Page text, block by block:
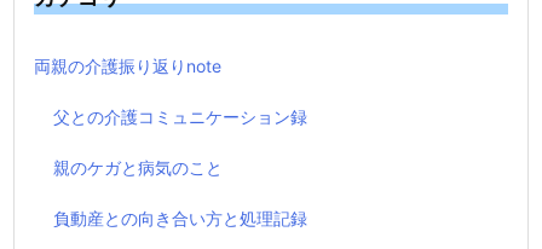
両親の介護振り返りnote
父との介護コミュニケーション録
親のケガと病気のこと
負動産との向き合い方と処理記録